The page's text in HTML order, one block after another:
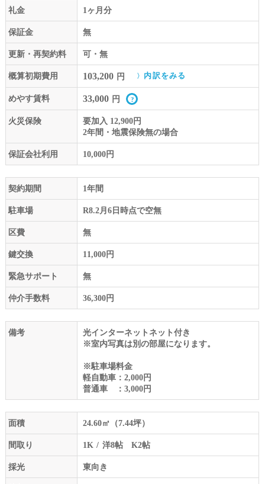
礼金 1ヶ月分
保証金 無
更新・再契約料 可・無
概算初期費用 103,200 円 内訳をみる
めやす賃料 33,000 円
火災保険
要加入 12,900円
2年間・地震保険無の場合
保証会社利用 10,000円
契約期間 1年間
駐車場 R8.2月6日時点で空無
区費 無
鍵交換 11,000円
緊急サポート 無
仲介手数料 36,300円
備考
光インターネットネット付き
※室内写真は別の部屋になります。
※駐車場料金
軽自動車：2,000円
普通車 ：3,000円
面積 24.60㎡（7.44坪）
間取り 1K 洋8帖 K2帖
採光 東向き